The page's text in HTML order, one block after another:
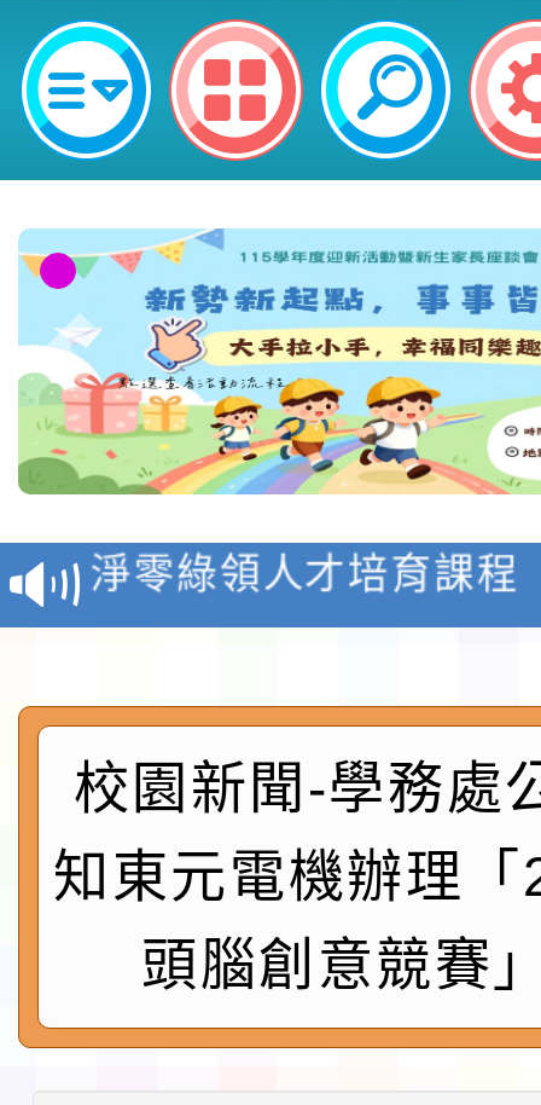
轉知東元電機辦理「2024綠頭腦
市平鎮區新勢國民小學
教育部校安中心白海豚
報
淨零綠領人才培育課程
檢送桃園市115學年度
及師生本土語及新住民
實施要點各1份
115年食農教育專業人
程
函轉國家通訊傳播委員
鎮韌性（防空）演習－
速演練執行計畫」
「115年金融知識線上
法」
本校115學年度第1學
第3次招考代課鐘點教
告(不再辦理後續甄選)
檢送「桃園市115學年
賽實施要點」1份
本市「115學年度學生
校園新聞-學務處
知東元電機辦理
頭腦創意競賽